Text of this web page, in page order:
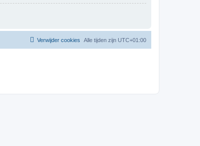
Alle tijden zijn UTC+01:00
Verwijder cookies